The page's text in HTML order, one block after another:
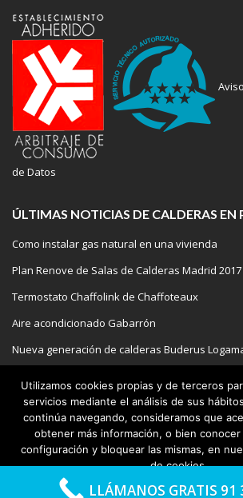
Utilizamos cookies propias y de terceros
servicios mediante el análisis de sus
continúa navegando, consideramos que
obtener más información, o bien conocer
configuración y bloquear las mismas, en
de cookies.
Estoy de acuerdo
Política
de Datos
ÚLTIMAS NOTICIAS DE CALDERAS EN
Como instalar gas natural en una vivienda
Plan Renove de Salas de Calderas Madrid 2017
Termostato Chaffolink de Chaffoteaux
Aire acondicionado Gabarrón
Nueva generación de calderas Buderus
COPYRIGHT 2020 | REPARACION DE CALDERAS EN
SERVICIO TECNICO
AEROTERMIA
LLÁMANOS GRATIS 91